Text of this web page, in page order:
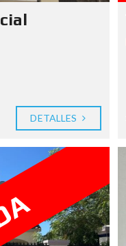
DETALLES